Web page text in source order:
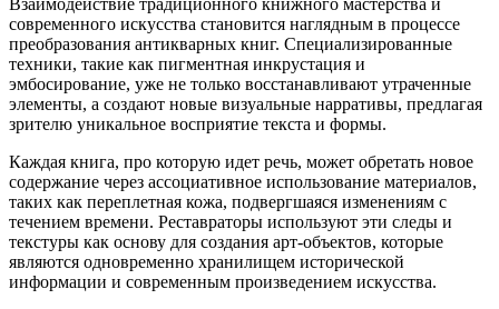
Взаимодействие традиционного книжного мастерства и
современного искусства становится наглядным в процессе
преобразования антикварных книг. Специализированные
техники, такие как пигментная инкрустация и
эмбосирование, уже не только восстанавливают утраченные
элементы, а создают новые визуальные нарративы, предлагая
зрителю уникальное восприятие текста и формы.
Каждая книга, про которую идет речь, может обретать новое
содержание через ассоциативное использование материалов,
таких как переплетная кожа, подвергшаяся изменениям с
течением времени. Реставраторы используют эти следы и
текстуры как основу для создания арт-объектов, которые
являются одновременно хранилищем исторической
информации и современным произведением искусства.